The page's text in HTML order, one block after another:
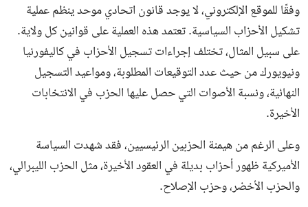
وفقًا للموقع الإلكتروني، لا يوجد قانون اتحادي موحد ينظم عملية
تشكيل الأحزاب السياسية. تعتمد هذه العملية على قوانين كل ولاية.
على سبيل المثال، تختلف إجراءات تسجيل الأحزاب في كاليفورنيا
ونيويورك من حيث عدد التوقيعات المطلوبة، ومواعيد التسجيل
النهائية، ونسبة الأصوات التي حصل عليها الحزب في الانتخابات
الأخيرة.
وعلى الرغم من هيمنة الحزبين الرئيسيين، فقد شهدت السياسة
الأميركية ظهور أحزاب بديلة في العقود الأخيرة، مثل الحزب الليبرالي،
والحزب الأخضر، وحزب الإصلاح.